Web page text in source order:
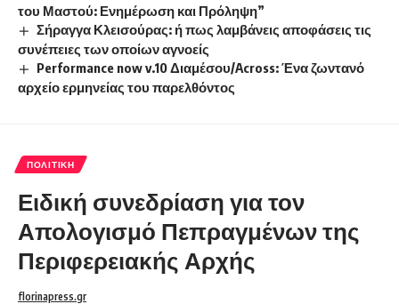
του Μαστού: Ενημέρωση και Πρόληψη”
Σήραγγα Κλεισούρας: ή πως λαμβάνεις αποφάσεις τις
συνέπειες των οποίων αγνοείς
Performance now v.10 Διαμέσου/Across: Ένα ζωντανό
αρχείο ερμηνείας του παρελθόντος
ΠΟΛΙΤΙΚΉ
Ειδική συνεδρίαση για τον
Απολογισμό Πεπραγμένων της
Περιφερειακής Αρχής
florinapress.gr